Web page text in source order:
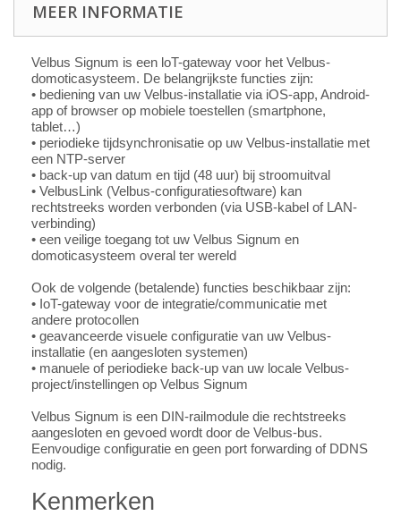
MEER INFORMATIE
Velbus Signum is een loT-gateway voor het Velbus-
domoticasysteem. De belangrijkste functies zijn:
• bediening van uw Velbus-installatie via iOS-app, Android-
app of browser op mobiele toestellen (smartphone,
tablet…)
• periodieke tijdsynchronisatie op uw Velbus-installatie met
een NTP-server
• back-up van datum en tijd (48 uur) bij stroomuitval
• VelbusLink (Velbus-configuratiesoftware) kan
rechtstreeks worden verbonden (via USB-kabel of LAN-
verbinding)
• een veilige toegang tot uw Velbus Signum en
domoticasysteem overal ter wereld
Ook de volgende (betalende) functies beschikbaar zijn:
• IoT-gateway voor de integratie/communicatie met
andere protocollen
• geavanceerde visuele configuratie van uw Velbus-
installatie (en aangesloten systemen)
• manuele of periodieke back-up van uw locale Velbus-
project/instellingen op Velbus Signum
Velbus Signum is een DIN-railmodule die rechtstreeks
aangesloten en gevoed wordt door de Velbus-bus.
Eenvoudige configuratie en geen port forwarding of DDNS
nodig.
Kenmerken